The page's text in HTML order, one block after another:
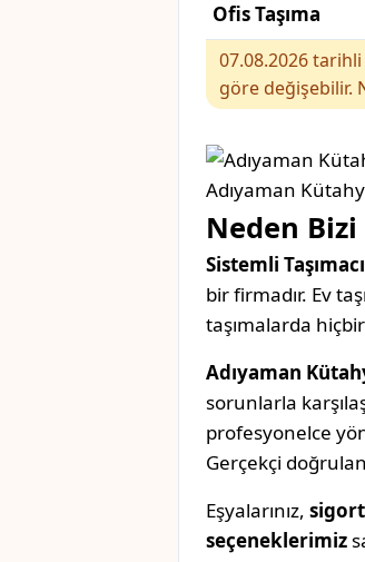
Ofis Taşıma
07.08.2026
göre değişebilir.
Adıyaman
Neden
Sistemli
bir firmadır. Ev
taşımalarda
Adıyaman
sorunlarla
profesyonelce
Gerçekçi
Eşyalarınız,
seçeneklerimiz